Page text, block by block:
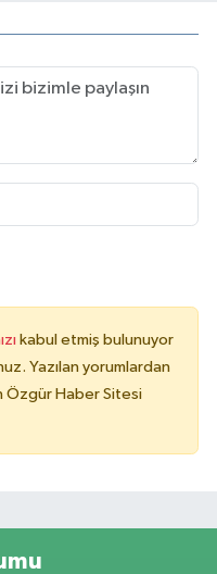
kabul etmiş bulunuyor
Yazılan yorumlardan
Özgür Haber Sitesi